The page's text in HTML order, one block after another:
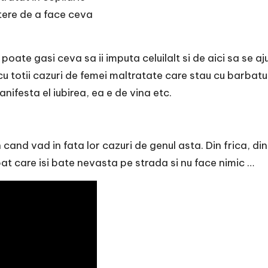
de a face ceva
gasi ceva sa ii imputa celuilalt si de aici sa se
totii cazuri de femei maltratate care stau cu
el iubirea, ea e de vina etc.
vad in fata lor cazuri de genul asta. Din frica,
care isi bate nevasta pe strada si nu face nimic …